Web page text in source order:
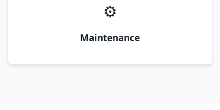
⚙️
Maintenance